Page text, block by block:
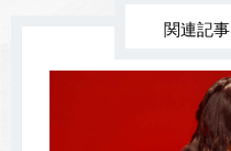
関連記